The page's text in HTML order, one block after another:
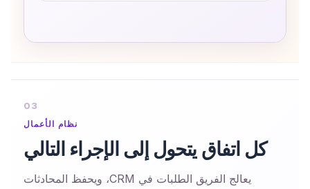
03
نظام الأعمال
كل اتفاق يتحول إلى الإجراء التالي
يعالج الفريق الطلبات في CRM، ويحفظ المحادثات